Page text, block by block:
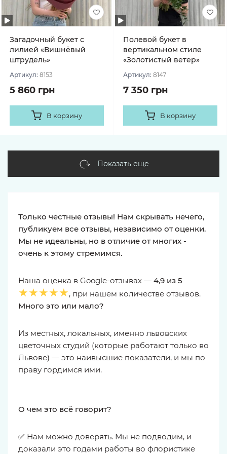
Загадочный букет с
лилией «Вишнёвый
штрудель»
Артикул: 8153
5 860 грн
В корзину
Полевой букет в
вертикальном стиле
«Золотистый ветер»
Артикул: 8147
7 350 грн
В корзину
Показать еще
Только честные отзывы! Нам скрывать нечего,
публикуем все отзывы, независимо от оценки.
Мы не идеальны, но в отличие от многих -
очень к этому стремимся.
Наша оценка в Google-отзывах — 4,9 из 5
★★★★★, при нашем количестве отзывов.
Много это или мало?
Из местных, локальных, именно львовских
цветочных студий (которые работают только во
Львове) — это наивысшие показатели, и мы по
праву гордимся ими.
О чем это всё говорит?
✅ Нам можно доверять. Мы не подводим, и
доказали это годами работы во флористике